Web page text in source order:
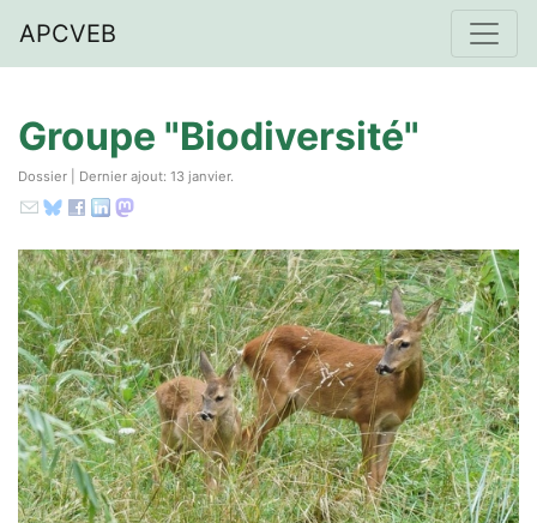
APCVEB
Groupe "Biodiversité"
Dossier | Dernier ajout: 13 janvier.